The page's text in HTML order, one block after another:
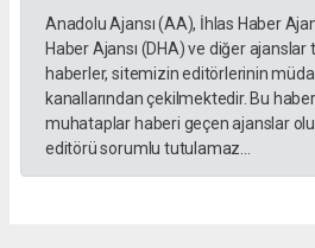
Anadolu Ajansı (AA), İhlas Haber
Haber Ajansı (DHA) ve diğer
haberler, sitemizin editörlerinin
kanallarından çekilmektedir. Bu
muhataplar haberi geçen ajanslar
editörü sorumlu tutulamaz...